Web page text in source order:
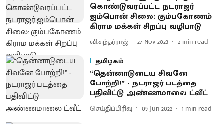
கொண்டுவரப்பட்ட நடராஜர்
ஐம்பொன் சிலை: கும்பகோணம்
கிராம மக்கள் சிறப்பு வழிபாடு
வி.சுந்தர்ராஜ் 27 Nov 2023 2 min read
தமிழகம்
“தென்னாடுடைய சிவனே
போற்றி!” - நடராஜர் படத்தை
பதிவிட்டு அண்ணமாலை ட்வீட்
செய்திப்பிரிவு 09 Jun 2022 1 min read